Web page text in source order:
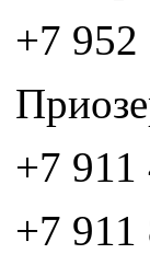
+7 952
+7 911
+7 911